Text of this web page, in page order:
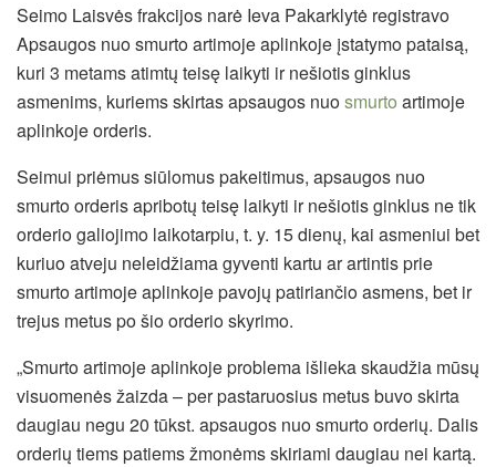
Seimo Laisvės frakcijos narė Ieva Pakarklytė registravo
Apsaugos nuo smurto artimoje aplinkoje įstatymo pataisą,
kuri 3 metams atimtų teisę laikyti ir nešiotis ginklus
asmenims, kuriems skirtas apsaugos nuosmurto artimoje
aplinkoje orderis.
Seimui priėmus siūlomus pakeitimus, apsaugos nuo
smurto orderis apribotų teisę laikyti ir nešiotis ginklus ne tik
orderio galiojimo laikotarpiu, t. y. 15 dienų, kai asmeniui bet
kuriuo atveju neleidžiama gyventi kartu ar artintis prie
smurto artimoje aplinkoje pavojų patiriančio asmens, bet ir
trejus metus po šio orderio skyrimo.
„Smurto artimoje aplinkoje problema išlieka skaudžia mūsų
visuomenės žaizda – per pastaruosius metus buvo skirta
daugiau negu 20 tūkst. apsaugos nuo smurto orderių. Dalis
orderių tiems patiems žmonėms skiriami daugiau nei kartą.